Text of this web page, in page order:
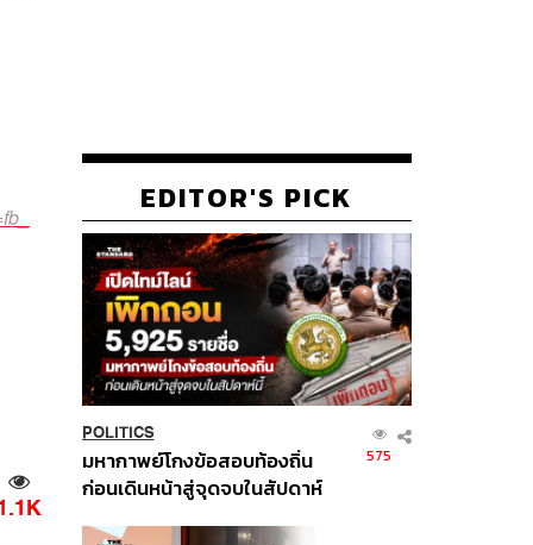
EDITOR'S PICK
POLITICS
มหากาพย์โกงข้อสอบท้องถิ่น
ก่อนเดินหน้าสู่จุดจบในสัปดาห์
575